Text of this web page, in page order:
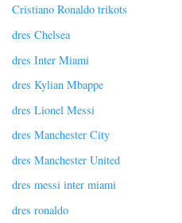
Cristiano Ronaldo trikots
dres Chelsea
dres Inter Miami
dres Kylian Mbappe
dres Lionel Messi
dres Manchester City
dres Manchester United
dres messi inter miami
dres ronaldo